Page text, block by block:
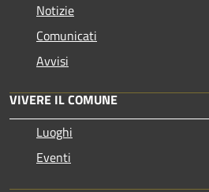
Notizie
Comunicati
Avvisi
VIVERE IL COMUNE
Luoghi
Eventi